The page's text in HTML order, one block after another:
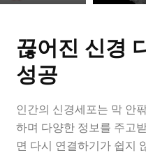
끊어진 신경
성공
인간의 신경세포는 막 안
하며 다양한 정보를 주고
면 다시 연결하기가 쉽지